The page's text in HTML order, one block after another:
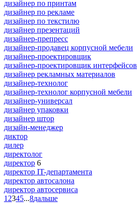
дизайнер по принтам
дизайнер по рекламе
дизайнер по текстилю
дизайнер презентаций
дизайнер-препресс
дизайнер-продавец корпусной мебели
дизайнер-проектировщик
дизайнер-проектировщик интерфейсов
дизайнер рекламных материалов
дизайнер-технолог
дизайнер-технолог корпусной мебели
дизайнер-универсал
дизайнер упаковки
дизайнер штор
дизайн-менеджер
диктор
дилер
директолог
директор 6
директор IT-департамента
директор автосалона
директор автосервиса
1 2345...8дальше